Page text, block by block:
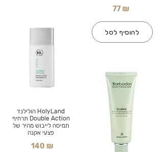
HolyLand הולילנד
Double Action תרחיף
תמיסה לייבוש מהיר של
פצעי אקנה
140 ₪
77 ₪
להוסיף לסל